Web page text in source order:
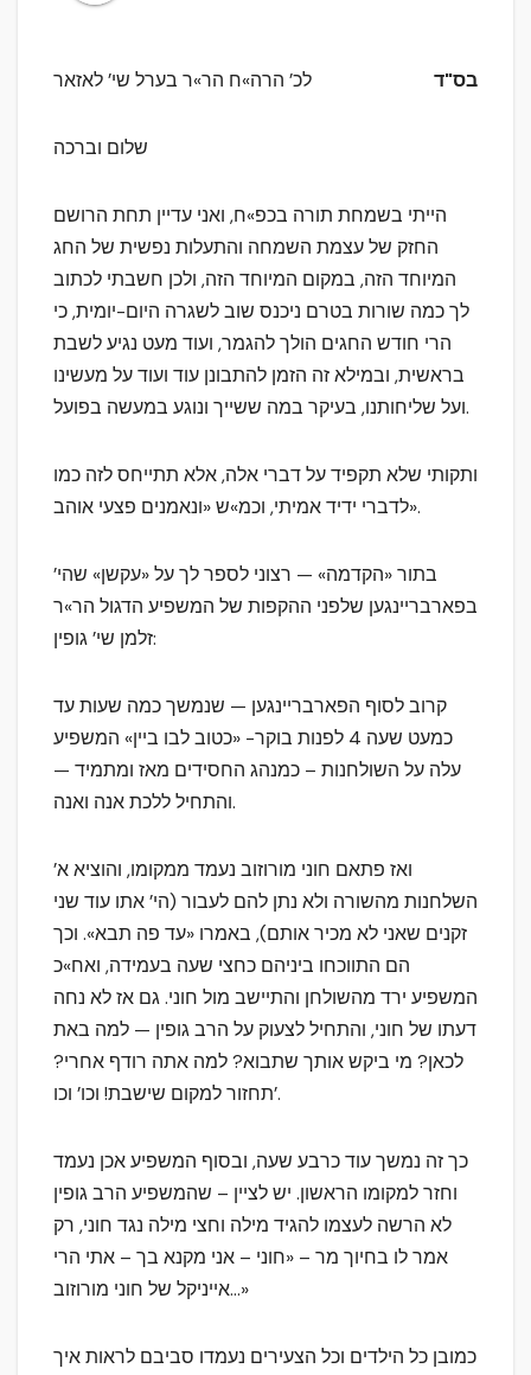
בס"ד לכ’ הרה»ח הר»ר בערל שי’ לאזאר
שלום וברכה
הייתי בשמחת תורה בכפ»ח, ואני עדיין תחת הרושם
החזק של עצמת השמחה והתעלות נפשית של החג
המיוחד הזה, במקום המיוחד הזה, ולכן חשבתי לכתוב
לך כמה שורות בטרם ניכנס שוב לשגרה היום-יומית, כי
הרי חודש החגים הולך להגמר, ועוד מעט נגיע לשבת
בראשית, ובמילא זה הזמן להתבונן עוד ועוד על מעשינו
ועל שליחותנו, בעיקר במה ששייך ונוגע במעשה בפועל.
ותקותי שלא תקפיד על דברי אלה, אלא תתייחס לזה כמו
לדברי ידיד אמיתי, וכמ»ש «ונאמנים פצעי אוהב».
בתור «הקדמה» — רצוני לספר לך על «עקשן» שהי’
בפארבריינגען שלפני ההקפות של המשפיע הדגול הר»ר
זלמן שי’ גופין:
קרוב לסוף הפארבריינגען — שנמשך כמה שעות עד
כמעט שעה 4 לפנות בוקר- «כטוב לבו ביין» המשפיע
עלה על השולחנות – כמנהג החסידים מאז ומתמיד —
והתחיל ללכת אנה ואנה.
ואז פתאם חוני מורוזוב נעמד ממקומו, והוציא א’
השלחנות מהשורה ולא נתן להם לעבור (הי’ אתו עוד שני
זקנים שאני לא מכיר אותם), באמרו «עד פה תבא». וכך
הם התווכחו ביניהם כחצי שעה בעמידה, ואח»כ
המשפיע ירד מהשולחן והתיישב מול חוני. גם אז לא נחה
דעתו של חוני, והתחיל לצעוק על הרב גופין — למה באת
לכאן? מי ביקש אותך שתבוא? למה אתה רודף אחרי?
תחזור למקום שישבת! וכו’ וכו’.
כך זה נמשך עוד כרבע שעה, ובסוף המשפיע אכן נעמד
וחזר למקומו הראשון. יש לציין – שהמשפיע הרב גופין
לא הרשה לעצמו להגיד מילה וחצי מילה נגד חוני, רק
אמר לו בחיוך מר – «חוני – אני מקנא בך – אתי הרי
אייניקל של חוני מורוזוב…»
כמובן כל הילדים וכל הצעירים נעמדו סביבם לראות איך